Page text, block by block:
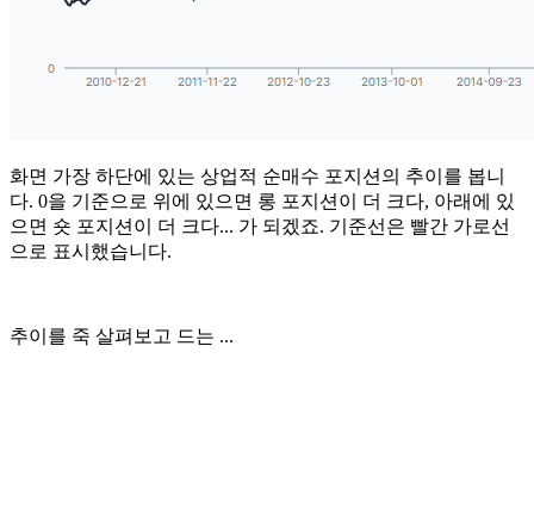
화면 가장 하단에 있는 상업적 순매수 포지션의 추이를 봅니
다. 0을 기준으로 위에 있으면 롱 포지션이 더 크다, 아래에 있
으면 숏 포지션이 더 크다... 가 되겠죠. 기준선은 빨간 가로선
으로 표시했습니다.
추이를 죽 살펴보고 드는 ...